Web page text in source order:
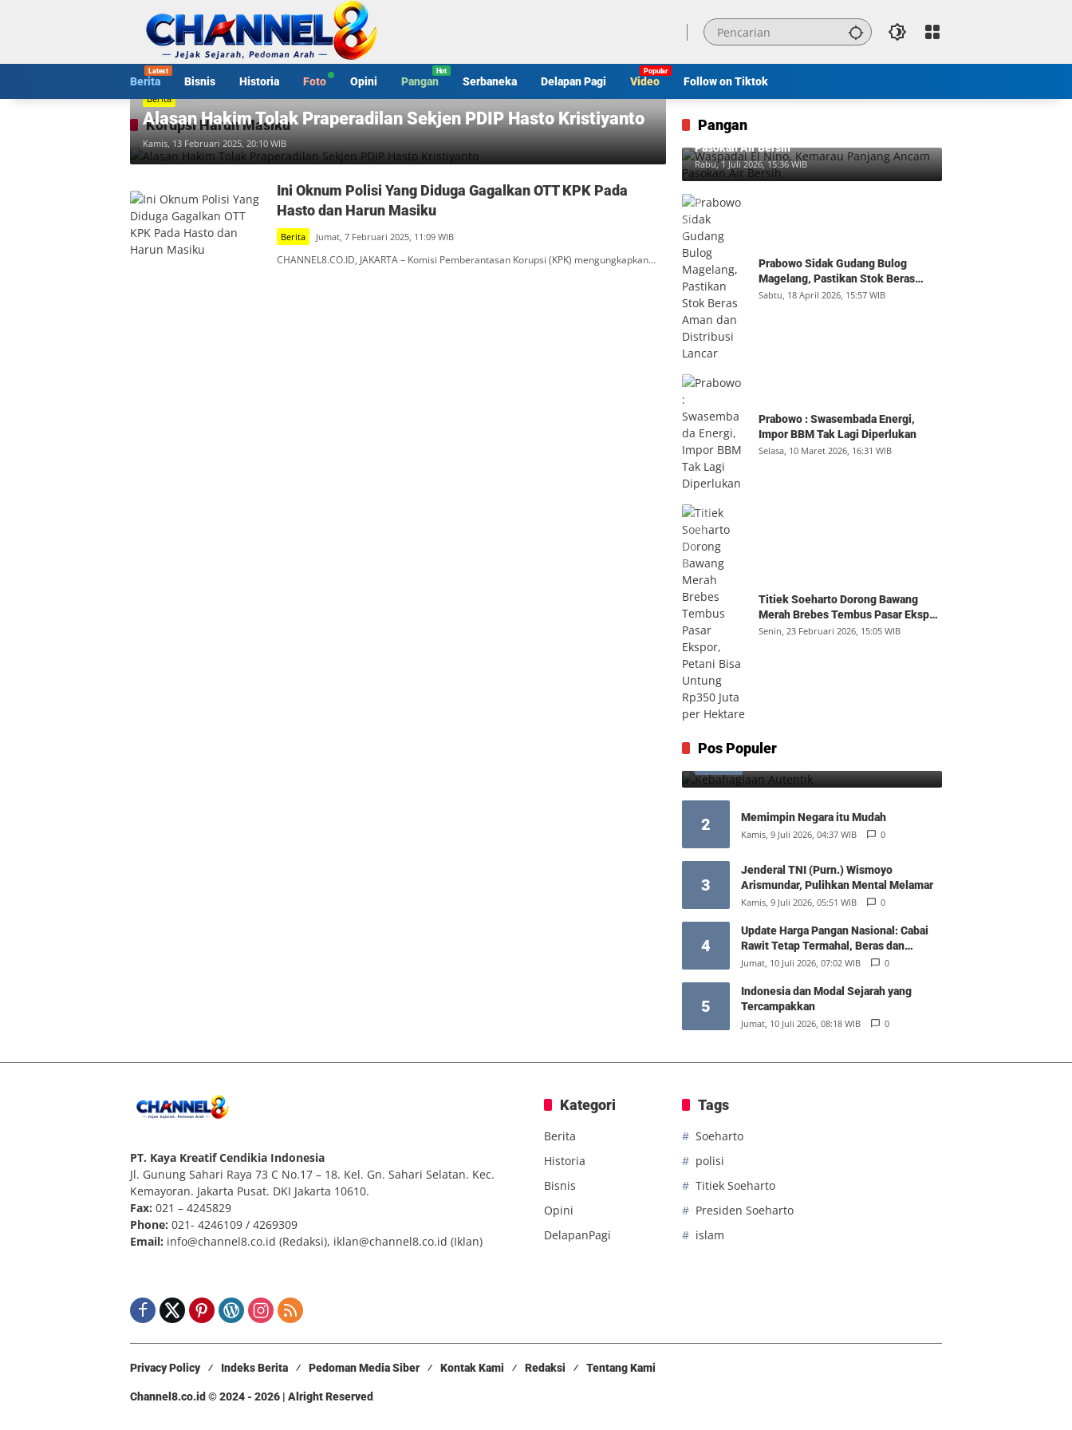
Berita Bisnis Historia Foto Opini Pangan Serbaneka Delapan Pagi Video Follow on Tiktok
Korupsi Harun Masiku
Berita
Alasan Hakim Tolak Praperadilan Sekjen PDIP Hasto Kristiyanto
Kamis, 13 Februari 2025, 20:10 WIB
Ini Oknum Polisi Yang Diduga Gagalkan OTT KPK Pada
Hasto dan Harun Masiku
Berita Jumat, 7 Februari 2025, 11:09 WIB
CHANNEL8.CO.ID, JAKARTA – Komisi Pemberantasan Korupsi (KPK) mengungkapkan…
Pangan
Waspadai El Nino, Kemarau Panjang Ancam
Pasokan Air Bersih
Rabu, 1 Juli 2026, 15:36 WIB
Prabowo Sidak Gudang Bulog
Magelang, Pastikan Stok Beras
Aman dan Distribusi Lancar
Sabtu, 18 April 2026, 15:57 WIB
Prabowo : Swasembada Energi,
Impor BBM Tak Lagi Diperlukan
Selasa, 10 Maret 2026, 16:31 WIB
Titiek Soeharto Dorong Bawang
Merah Brebes Tembus Pasar Ekspor,
Petani Bisa Untung Rp350 Juta per
Senin, 23 Februari 2026, 15:05 WIB
Pos Populer
1 Kebahagiaan Autentik
2 Memimpin Negara itu Mudah
Kamis, 9 Juli 2026, 04:37 WIB 0
3
Jenderal TNI (Purn.) Wismoyo
Arismundar, Pulihkan Mental Melamar
Kamis, 9 Juli 2026, 05:51 WIB 0
4
Update Harga Pangan Nasional: Cabai
Rawit Tetap Termahal, Beras dan
Minyak Goreng Stabil
Jumat, 10 Juli 2026, 07:02 WIB 0
5
Indonesia dan Modal Sejarah yang
Tercampakkan
Jumat, 10 Juli 2026, 08:18 WIB 0
PT. Kaya Kreatif Cendikia Indonesia
Jl. Gunung Sahari Raya 73 C No.17 – 18. Kel. Gn. Sahari Selatan. Kec.
Kemayoran. Jakarta Pusat. DKI Jakarta 10610.
Fax: 021 – 4245829
Phone: 021- 4246109 / 4269309
Email: info@channel8.co.id (Redaksi), iklan@channel8.co.id (Iklan)
Kategori
Berita
Historia
Bisnis
Opini
DelapanPagi
Tags
Soeharto
polisi
Titiek Soeharto
Presiden Soeharto
islam
Privacy Policy Indeks Berita Pedoman Media Siber Kontak Kami Redaksi Tentang Kami
Channel8.co.id © 2024 - 2026 | Alright Reserved